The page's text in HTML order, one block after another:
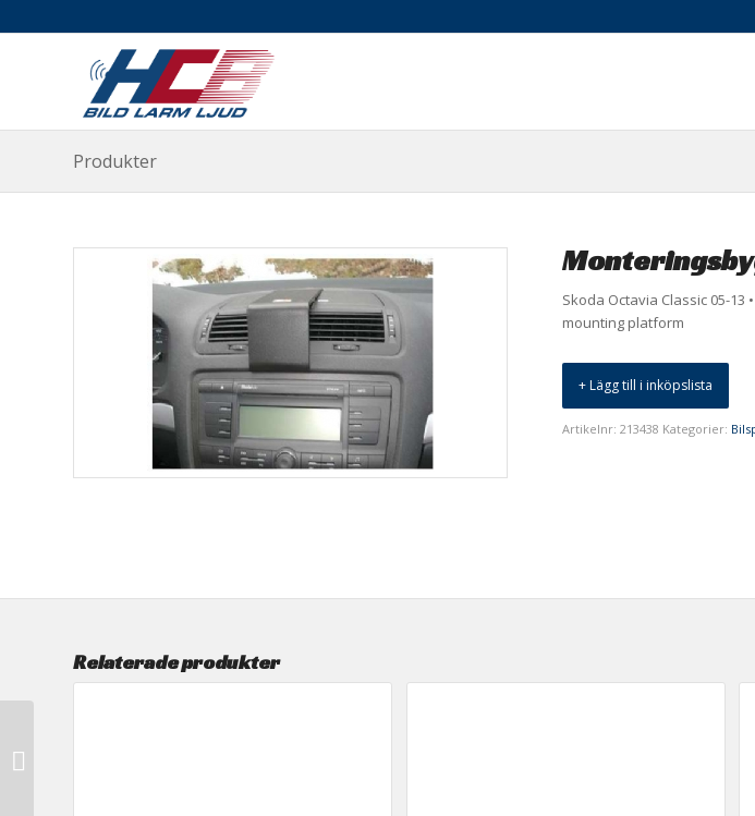
Produkter
Skoda Octavia Classic 05-13
mounting platform
+ Lägg till i inköpslista
Artikelnr:213438 Kategorier:
Relaterade produkter